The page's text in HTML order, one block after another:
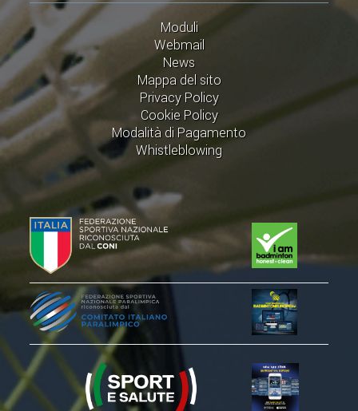
Moduli
Webmail
News
Mappa del sito
Privacy Policy
Cookie Policy
Modalità di Pagamento
Whistleblowing
QUOTE E TASSE
CONVENZIONI
ACCEDI AL TESSERAMENTO ON
LINE
ASSICURAZIONE
MODULI
AFFILIARE UN ESD
GARE ED EVENTI
CALENDARIO
COMUNICATI
ALBO D'ORO CAMPIONATI ITALIANI
CAMPIONATI A SQUADRE
CLASSIFICHE NAZIONALI